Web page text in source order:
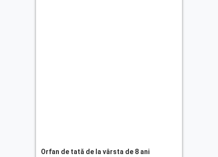
Orfan de tată de la vârsta de 8 ani